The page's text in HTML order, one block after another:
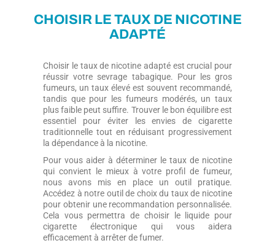
CHOISIR LE TAUX DE NICOTINE
ADAPTÉ
Choisir le taux de nicotine adapté est crucial pour
réussir votre sevrage tabagique. Pour les gros
fumeurs, un taux élevé est souvent recommandé,
tandis que pour les fumeurs modérés, un taux
plus faible peut suffire. Trouver le bon équilibre est
essentiel pour éviter les envies de cigarette
traditionnelle tout en réduisant progressivement
la dépendance à la nicotine.
Pour vous aider à déterminer le taux de nicotine
qui convient le mieux à votre profil de fumeur,
nous avons mis en place un outil pratique.
Accédez à notre outil de choix du taux de nicotine
pour obtenir une recommandation personnalisée.
Cela vous permettra de choisir le liquide pour
cigarette électronique qui vous aidera
efficacement à arrêter de fumer.